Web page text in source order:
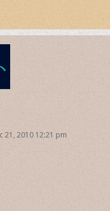
21, 2010 12:21 pm